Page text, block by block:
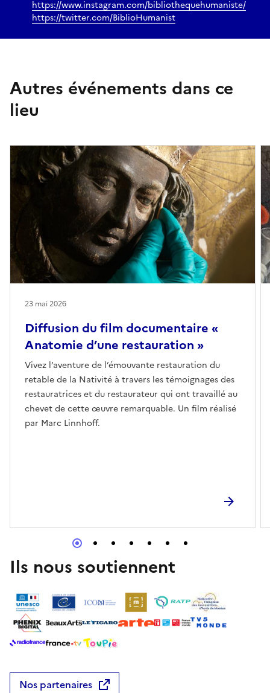
https://www.instagram.com/bibliothequehumaniste/
https://twitter.com/BiblioHumanist
Autres événements dans ce
lieu
Diffusion du film documentaire «
Anatomie d’une restauration »
Vivez l’aventure de l’émouvante restauration du
retable de la Nativité à travers les témoignages des
restauratrices et du restaurateur qui ont travaillé au
chevet de cette œuvre remarquable. Un film réalisé
par Marc Linnhoff.
23 mai 2026
Ils nous soutiennent
Nos partenaires